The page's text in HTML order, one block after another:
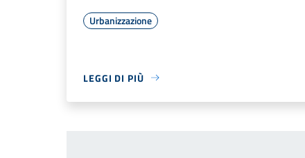
Urbanizzazione
LEGGI DI PIÙ